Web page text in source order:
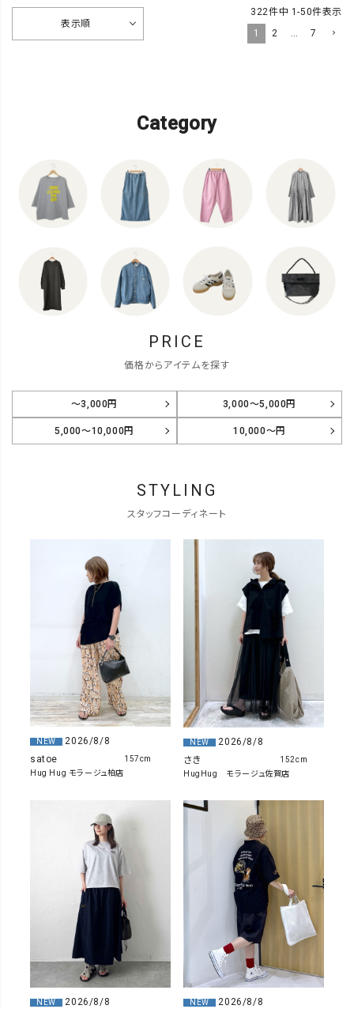
表示順
322件中 1-50件表示
1
2 … 7
Category
PRICE
価格からアイテムを探す
～3,000円 3,000～5,000円
5,000～10,000円 10,000～円
STYLING
スタッフコーディネート
NEW
2026/8/8
satoe
Hug Hug モラージュ柏店
157cm
NEW
2026/8/8
さき
HugHug モラージュ佐賀店
152cm
NEW
2026/8/8
NEW
2026/8/8